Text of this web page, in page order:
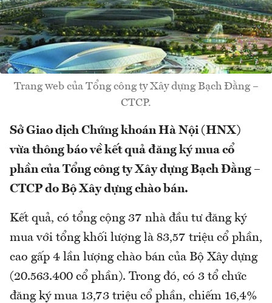
Trang web của Tổng công ty Xây dựng Bạch Đằng –
CTCP.
Sở Giao dịch Chứng khoán Hà Nội (HNX)
vừa thông báo về kết quả đăng ký mua cổ
phần của Tổng công ty Xây dựng Bạch Đằng –
CTCP do Bộ Xây dựng chào bán.
Kết quả, có tổng cộng 37 nhà đầu tư đăng ký
mua với tổng khối lượng là 83,57 triệu cổ phần,
cao gấp 4 lần lượng chào bán của Bộ Xây dựng
(20.563.400 cổ phần). Trong đó, có 3 tổ chức
đăng ký mua 13,73 triệu cổ phần, chiếm 16,4%